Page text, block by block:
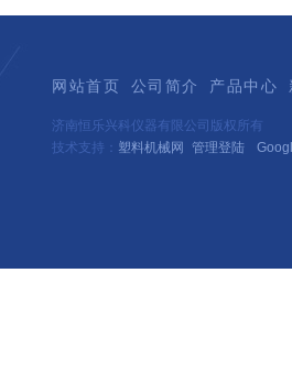
网站首页 公司简介 产品中心
济南恒乐兴科仪器有限公司版权所有
技术支持： 塑料机械网 管理登陆